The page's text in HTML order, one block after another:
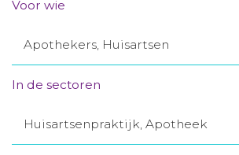
Winkelwagentje
Aanmelden nieuwsbrief
Voor wie
Apothekers, Huisartsen
In de sectoren
Huisartsenpraktijk, Apotheek